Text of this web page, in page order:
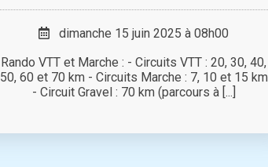
dimanche 15 juin 2025 à 08h00
Rando VTT et Marche : - Circuits VTT : 20, 30, 40,
50, 60 et 70 km - Circuits Marche : 7, 10 et 15 km
- Circuit Gravel : 70 km (parcours à [...]